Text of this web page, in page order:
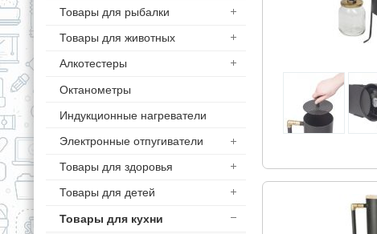
Товары для рыбалки
Товары для животных
Алкотестеры
Октанометры
Индукционные нагреватели
Электронные отпугиватели
Товары для здоровья
Товары для детей
Товары для кухни